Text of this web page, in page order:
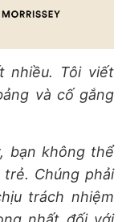
nhiều. Tôi viết
và cố gắng
bạn không thể
Chúng phải
trách nhiệm